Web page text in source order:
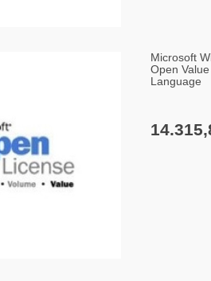
Microsoft
Open
Language